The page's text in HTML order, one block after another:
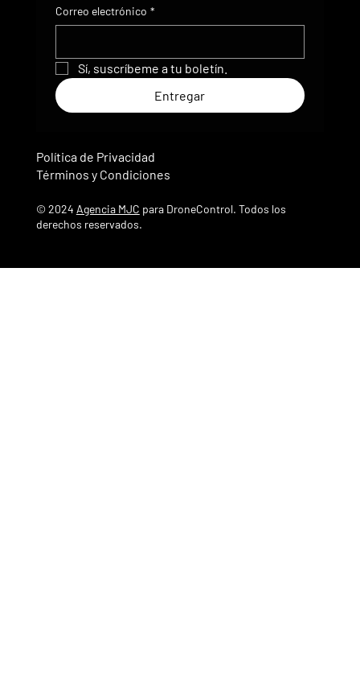
Correo electrónico *
Sí, suscríbeme a tu boletín.
Entregar
© 2024 Agencia MJC para DroneControl. Todos los
derechos reservados.
Términos y Condiciones
Política de Privacidad